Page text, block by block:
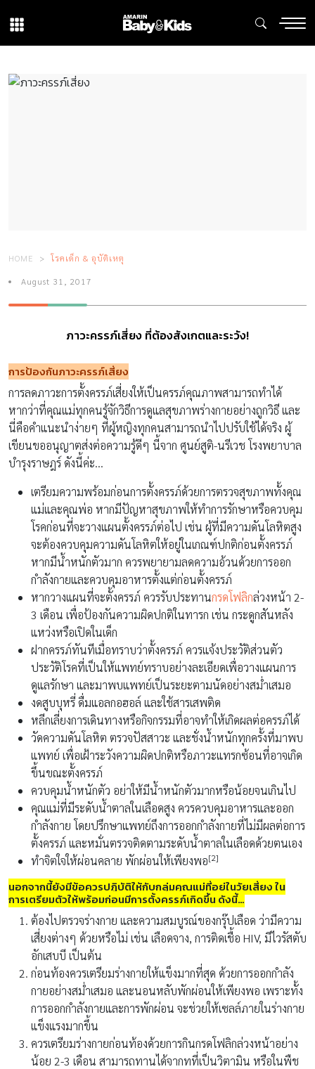
HOME โรคเด็ก & อุบัติเหตุ
August 31, 2017
ภาวะครรภ์เสี่ยง ที่ต้องสังเกตและระวัง!
การป้องกันภาวะครรภ์เสี่ยง
การลดภาวะการตั้งครรภ์เสี่ยงให้เป็นครรภ์คุณภาพสามารถทำได้
หากว่าที่คุณแม่ทุกคนรู้จักวิธีการดูแลสุขภาพร่างกายอย่างถูกวิธี และ
นี่คือคำแนะนำง่ายๆ ที่ผู้หญิงทุกคนสามารถนำไปปรับใช้ได้จริง ผู้
เขียนขออนุญาตส่งต่อความรู้ดีๆ นี้จาก ศูนย์สูติ-นรีเวช โรงพยาบาล
บำรุงราษฎร์ ดังนี้ค่ะ…
เตรียมความพร้อมก่อนการตั้งครรภ์ด้วยการตรวจสุขภาพทั้งคุณ
แม่และคุณพ่อ หากมีปัญหาสุขภาพให้ทำการรักษาหรือควบคุม
โรคก่อนที่จะวางแผนตั้งครรภ์ต่อไป เช่น ผู้ที่มีความดันโลหิตสูง
จะต้องควบคุมความดันโลหิตให้อยู่ในเกณฑ์ปกติก่อนตั้งครรภ์
หากมีน้ำหนักตัวมาก ควรพยายามลดความอ้วนด้วยการออก
กำลังกายและควบคุมอาหารตั้งแต่ก่อนตั้งครรภ์
หากวางแผนที่จะตั้งครรภ์ ควรรับประทานกรดโฟลิกล่วงหน้า 2-
3 เดือน เพื่อป้องกันความผิดปกติในทารก เช่น กระดูกสันหลัง
แหว่งหรือเปิดในเด็ก
ฝากครรภ์ทันทีเมื่อทราบว่าตั้งครรภ์ ควรแจ้งประวัติส่วนตัว
ประวัติโรคที่เป็นให้แพทย์ทราบอย่างละเอียดเพื่อวางแผนการ
ดูแลรักษา และมาพบแพทย์เป็นระยะตามนัดอย่างสม่ำเสมอ
งดสูบบุหรี่ ดื่มแอลกอฮอล์ และใช้สารเสพติด
หลีกเลี่ยงการเดินทางหรือกิจกรรมที่อาจทำให้เกิดผลต่อครรภ์ได้
วัดความดันโลหิต ตรวจปัสสาวะ และชั่งน้ำหนักทุกครั้งที่มาพบ
แพทย์ เพื่อเฝ้าระวังความผิดปกติหรือภาวะแทรกซ้อนที่อาจเกิด
ขึ้นขณะตั้งครรภ์
ควบคุมน้ำหนักตัว อย่าให้มีน้ำหนักตัวมากหรือน้อยจนเกินไป
คุณแม่ที่มีระดับน้ำตาลในเลือดสูง ควรควบคุมอาหารและออก
กำลังกาย โดยปรึกษาแพทย์ถึงการออกกำลังกายที่ไม่มีผลต่อการ
ตั้งครรภ์ และหมั่นตรวจติดตามระดับน้ำตาลในเลือดด้วยตนเอง
ทำจิตใจให้ผ่อนคลาย พักผ่อนให้เพียงพอ[2]
นอกจากนี้ยังมีข้อควรปฏิบัติให้กับกลุ่มคุณแม่ที่อยู่ในวัยเสี่ยง ใน
การเตรียมตัวให้พร้อมก่อนมีการตั้งครรภ์เกิดขึ้น ดังนี้…
ต้องไปตรวจร่างกาย และความสมบูรณ์ของกรุ๊ปเลือด ว่ามีความ
เสี่ยงต่างๆ ด้วยหรือไม่ เช่น เลือดจาง, การติดเชื้อ HIV, มีไวรัสตับ
อักเสบบี เป็นต้น
ก่อนท้องควรเตรียมร่างกายให้แข็งมากที่สุด ด้วยการออกกำลัง
กายอย่างสม่ำเสมอ และนอนหลับพักผ่อนให้เพียงพอ เพราะทั้ง
การออกกำลังกายและการพักผ่อน จะช่วยให้เซลล์ภายในร่างกาย
แข็งแรงมากขึ้น
ควรเตรียมร่างกายก่อนท้องด้วยการกินกรดโฟลิกล่วงหน้าอย่าง
น้อย 2-3 เดือน สามารถทานได้จากทที่เป็นวิตามิน หรือในพืช